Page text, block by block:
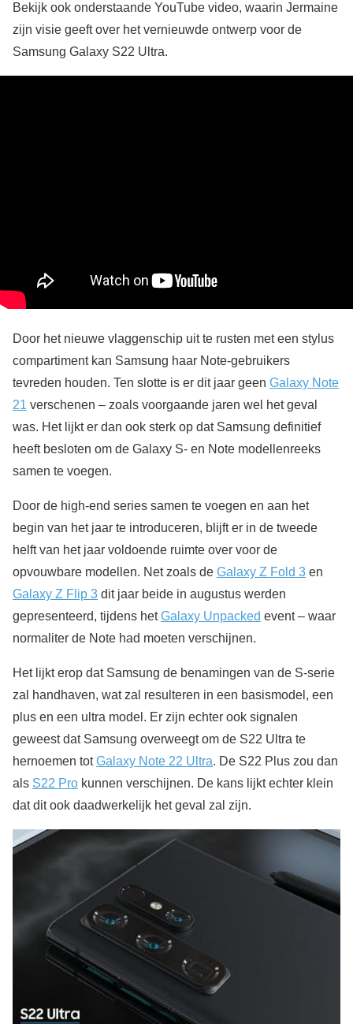
Bekijk ook onderstaande YouTube video, waarin Jermaine
zijn visie geeft over het vernieuwde ontwerp voor de
Samsung Galaxy S22 Ultra.
Door het nieuwe vlaggenschip uit te rusten met een stylus
compartiment kan Samsung haar Note-gebruikers
tevreden houden. Ten slotte is er dit jaar geen Galaxy Note
21 verschenen – zoals voorgaande jaren wel het geval
was. Het lijkt er dan ook sterk op dat Samsung definitief
heeft besloten om de Galaxy S- en Note modellenreeks
samen te voegen.
Door de high-end series samen te voegen en aan het
begin van het jaar te introduceren, blijft er in de tweede
helft van het jaar voldoende ruimte over voor de
opvouwbare modellen. Net zoals de Galaxy Z Fold 3 en
Galaxy Z Flip 3 dit jaar beide in augustus werden
gepresenteerd, tijdens hetGalaxy Unpacked event – waar
normaliter de Note had moeten verschijnen.
Het lijkt erop dat Samsung de benamingen van de S-serie
zal handhaven, wat zal resulteren in een basismodel, een
plus en een ultra model. Er zijn echter ook signalen
geweest dat Samsung overweegt om de S22 Ultra te
hernoemen totGalaxy Note 22 Ultra. De S22 Plus zou dan
als S22 Pro kunnen verschijnen. De kans lijkt echter klein
dat dit ook daadwerkelijk het geval zal zijn.